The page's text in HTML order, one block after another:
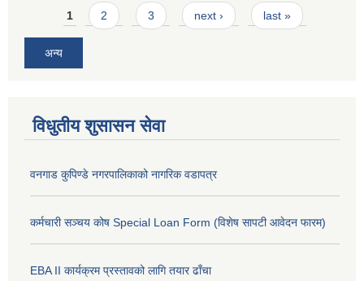
Pages
1 2 3 next › last »
अन्य
विधुतीय शुसासन सेवा
वनगाड कुपिण्डे नगरपालिकाको नागरिक वडापत्र
कर्मचारी सञ्चय कोष Special Loan Form (विशेष सापटी आवेदन फारम)
EBA II कार्यक्रम प्रस्तावको लागि तयार ढाँचा